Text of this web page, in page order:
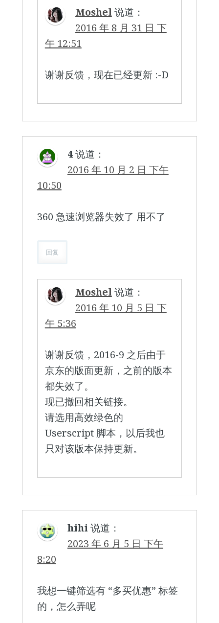
Moshel 说道：
2016 年 8 月 31 日 下
午 12:51
谢谢反馈，现在已经更新 :-D
4说道：
2016 年 10 月 2 日 下午
10:50
360 急速浏览器失效了 用不了
回复
Moshel 说道：
2016 年 10 月 5 日 下
午 5:36
谢谢反馈，2016-9 之后由于
京东的版面更新，之前的版本
都失效了。
现已撤回相关链接。
请选用高效绿色的
Userscript 脚本，以后我也
只对该版本保持更新。
hihi 说道：
2023 年 6 月 5 日 下午
8:20
我想一键筛选有 “多买优惠” 标签
的，怎么弄呢